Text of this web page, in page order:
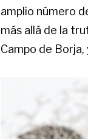
amplio número
más allá de la
Campo de